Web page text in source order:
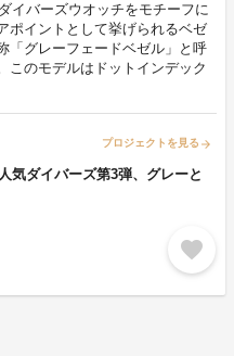
イバーズウオッチをモチーフに
ポイントとして挙げられるベゼ
「グレーフェードベゼル」と呼
このモデルはドットインデック
プロジェクトを見る arrow_forward
気ダイバーズ第3弾、グレーと
favorite